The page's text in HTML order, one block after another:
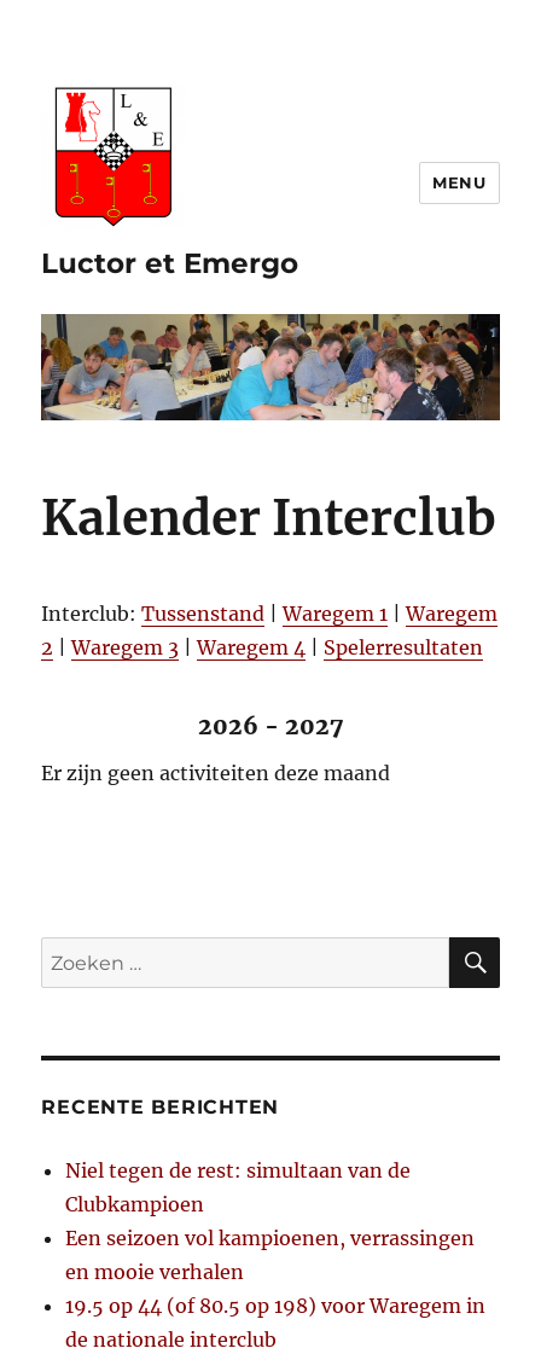
Luctor et Emergo
Kalender Interclub
Interclub:Tussenstand |Waregem 1 |Waregem
2 |Waregem 3 |Waregem 4 Spelerresultaten
2026 - 2027
Er zijn geen activiteiten deze maand
Zoeken
naar:
RECENTE BERICHTEN
Niel tegen de rest: simultaan van de
Clubkampioen
Een seizoen vol kampioenen, verrassingen
en mooie verhalen
19.5 op 44 (of 80.5 op 198) voor Waregem in
de nationale interclub